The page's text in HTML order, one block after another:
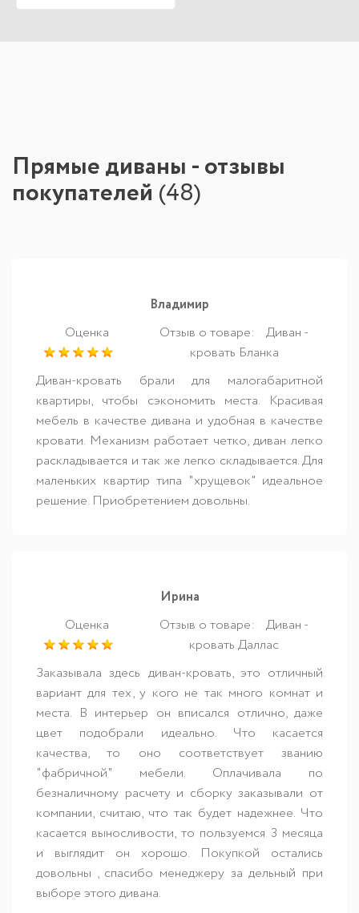
Прямые диваны - отзывы
покупателей (48)
Владимир
Оценка
Отзыв о товаре:
Диван -
кровать Бланка
Диван-кровать брали для малогабаритной
квартиры, чтобы сэкономить места. Красивая
мебель в качестве дивана и удобная в качестве
кровати. Механизм работает четко, диван легко
раскладывается и так же легко складывается. Для
маленьких квартир типа "хрущевок" идеальное
решение. Приобретением довольны.
Ирина
Оценка
Отзыв о товаре:
Диван -
кровать Даллас
Заказывала здесь диван-кровать, это отличный
вариант для тех, у кого не так много комнат и
места. В интерьер он вписался отлично, даже
цвет подобрали идеально. Что касается
качества, то оно соответствует званию
"фабричной" мебели. Оплачивала по
безналичному расчету и сборку заказывали от
компании, считаю, что так будет надежнее. Что
касается выносливости, то пользуемся 3 месяца
и выглядит он хорошо. Покупкой остались
довольны , спасибо менеджеру за дельный при
выборе этого дивана.